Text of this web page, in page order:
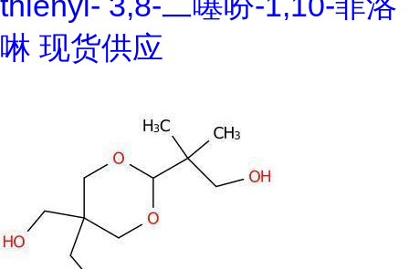
啉 现货供应